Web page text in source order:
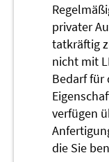
privater
tatkräftig
nicht mit
Bedarf für
verfügen
die Sie